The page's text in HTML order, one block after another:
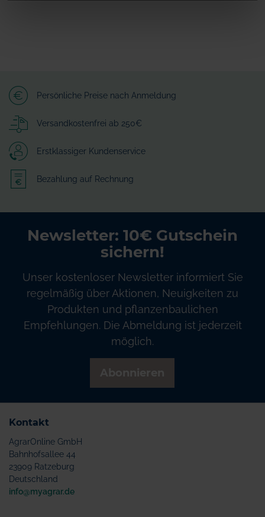
Persönliche Preise nach Anmeldung
Versandkostenfrei ab 250€
Erstklassiger Kundenservice
Bezahlung auf Rechnung
Newsletter: 10€ Gutschein
sichern!
Unser kostenloser Newsletter informiert Sie
regelmäßig über Aktionen, Neuigkeiten zu
Produkten und pflanzenbaulichen
Empfehlungen. Die Abmeldung ist jederzeit
möglich.
Kontakt
AgrarOnline GmbH
Bahnhofsallee 44
23909 Ratzeburg
Deutschland
info@myagrar.de